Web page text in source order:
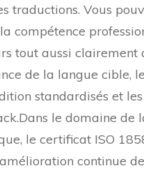
traductions. Vous
compétence
tout aussi clairement
de la langue cible,
standardisés et
le domaine de
le certificat ISO
continue